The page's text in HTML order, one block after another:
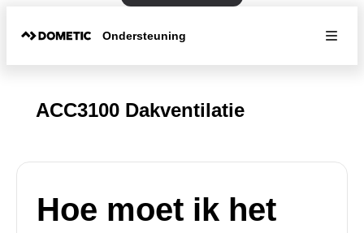
Ondersteuning
ACC3100 Dakventilatie
Hoe moet ik het